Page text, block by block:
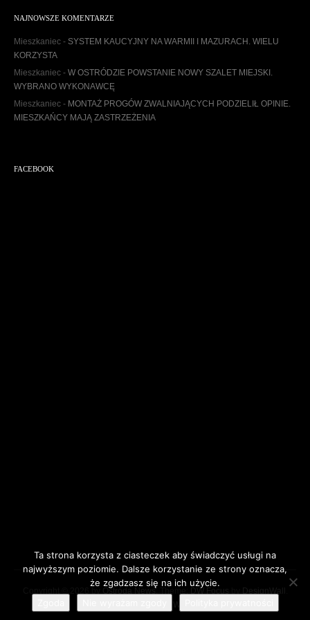
w
u
NAJNOWSZE KOMENTARZE
Mieszkaniec - SYSTEM KAUCYJNY NA WARMII I MAZURACH. WIELU
KORZYSTA
Mieszkaniec - W OSTRÓDZIE POWSTANIE NOWY SZALET MIEJSKI.
WYBRANO WYKONAWCĘ
Mieszkaniec - MONTAŻ PROGÓW ZWALNIAJĄCYCH PODZIELIŁ OPINIE.
MIESZKAŃCY MAJĄ ZASTRZEŻENIA
FACEBOOK
Ostróda News. Theme: DW Focus DesignWall
Ta strona korzysta z ciasteczek aby świadczyć usługi na
najwyższym poziomie. Dalsze korzystanie ze strony oznacza,
że zgadzasz się na ich użycie.